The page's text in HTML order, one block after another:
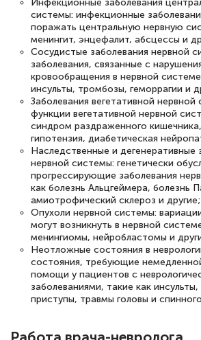
Инфекционные заболевания
системы: инфекционные
поражать центральную нервную
менингит, энцефалит, абсцессы и
Сосудистые заболевания нервной
заболевания, связанные с
кровообращения в нервной
инсульты, тромбозы, геморрагии и
Заболевания вегетативной
функции вегетативной нервной
синдром раздраженного
гипотензия, диабетическая
Наследственные и дегенеративные
нервной системы: генетически
прогрессирующие заболевания
как болезнь Альцгеймера, болезнь
амиотрофический склероз и другие;
Опухоли нервной системы:
могут возникнуть в нервной
менингиомы, нейробластомы и
Неотложные состояния в
состояния, требующие
помощи у пациентов с
заболеваниями, такие как
приступы, травмы головы и